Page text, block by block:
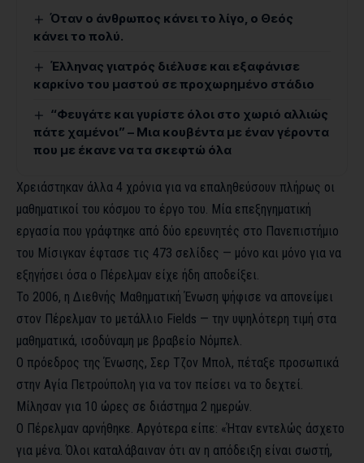
Όταν ο άνθρωπος κάνει το λίγο, ο Θεός
κάνει το πολύ.
Έλληνας γιατρός διέλυσε και εξαφάνισε
καρκίνο του μαστού σε προχωρημένο στάδιο
“Φευγάτε και γυρίστε όλοι στο χωριό αλλιώς
πάτε χαμένοι” – Μια κουβέντα με έναν γέροντα
που με έκανε να τα σκεφτώ όλα
Χρειάστηκαν άλλα 4 χρόνια για να επαληθεύσουν πλήρως οι
μαθηματικοί του κόσμου το έργο του. Μία επεξηγηματική
εργασία που γράφτηκε από δύο ερευνητές στο Πανεπιστήμιο
του Μίσιγκαν έφτασε τις 473 σελίδες — μόνο και μόνο για να
εξηγήσει όσα ο Πέρελμαν είχε ήδη αποδείξει.
Το 2006, η Διεθνής Μαθηματική Ένωση ψήφισε να απονείμει
στον Πέρελμαν το μετάλλιο Fields — την υψηλότερη τιμή στα
μαθηματικά, ισοδύναμη με βραβείο Νόμπελ.
Ο πρόεδρος της Ένωσης, Σερ Τζον Μπολ, πέταξε προσωπικά
στην Αγία Πετρούπολη για να τον πείσει να το δεχτεί.
Μίλησαν για 10 ώρες σε διάστημα 2 ημερών.
Ο Πέρελμαν αρνήθηκε. Αργότερα είπε: «Ήταν εντελώς άσχετο
για μένα. Όλοι καταλάβαιναν ότι αν η απόδειξη είναι σωστή,